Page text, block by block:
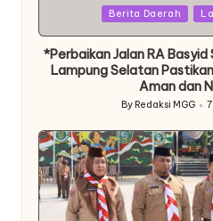
Berita Daerah
*Perbaikan Jalan RA
Lampung Selatan
Aman dan
Posted
by
By Redaksi MGG